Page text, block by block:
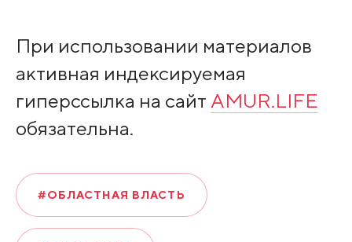
При использовании материалов
активная индексируемая
гиперссылка на сайт AMUR.LIFE
обязательна.
#ОБЛАСТНАЯ ВЛАСТЬ